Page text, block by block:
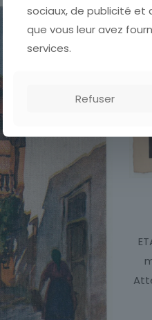
Thème
sociaux, de publicité et
que vous leur avez
services.
Refuser